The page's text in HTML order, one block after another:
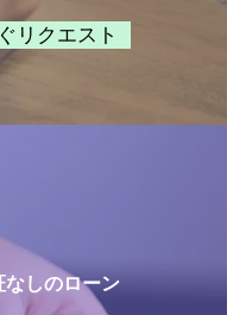
リクエスト
なしのローン